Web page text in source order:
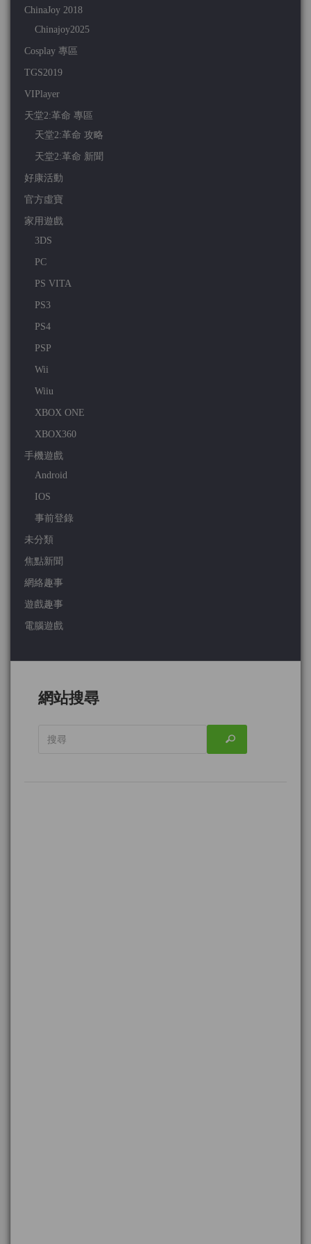
ChinaJoy 2018
Chinajoy2025
Cosplay 專區
TGS2019
VIPlayer
天堂2:革命 專區
天堂2:革命 攻略
天堂2:革命 新聞
好康活動
官方虛寶
家用遊戲
3DS
PC
PS VITA
PS3
PS4
PSP
Wii
Wiiu
XBOX ONE
XBOX360
手機遊戲
Android
IOS
事前登錄
未分類
焦點新聞
網絡趣事
遊戲趣事
電腦遊戲
網站搜尋